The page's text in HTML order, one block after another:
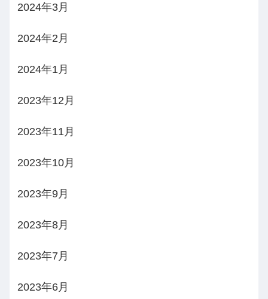
2024年3月
2024年2月
2024年1月
2023年12月
2023年11月
2023年10月
2023年9月
2023年8月
2023年7月
2023年6月